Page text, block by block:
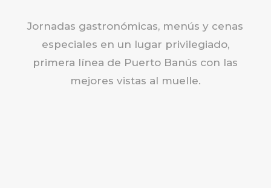
Jornadas gastronómicas, menús y cenas
especiales en un lugar privilegiado,
primera línea de Puerto Banús con las
mejores vistas al muelle.